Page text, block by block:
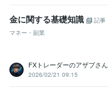
金に関する基礎知識
記事
マネー・副業
FXトレーダーのアザブさん
2026/02/21 09:15